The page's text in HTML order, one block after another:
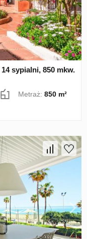
sypialni, 850 mkw.
Metraż:850 m²